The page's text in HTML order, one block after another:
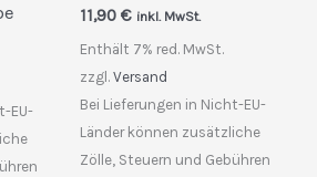
EU-
11,90 € inkl. MwSt.
Enthält 7% red. MwSt.
zzgl. Versand
Bei Lieferungen in Nicht-EU-
Länder können zusätzliche
Zölle, Steuern und Gebühren